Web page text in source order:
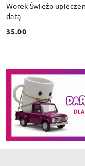
Worek Świeżo
datą
Cena:
35.00